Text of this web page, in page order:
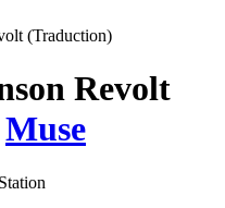
(Traduction)
Revolt
Muse